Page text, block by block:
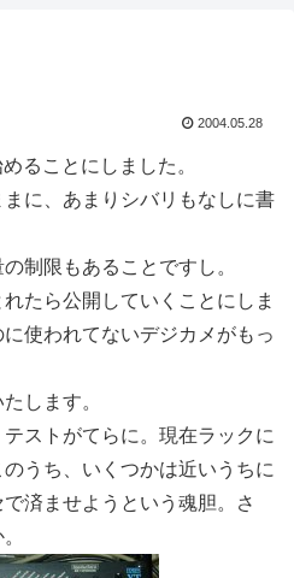
2004.05.28
ることにしました。
に、あまりシバリもなしに書
制限もあることですし。
たら公開していくことにしま
使われてないデジカメがもっ
します。
ストがてらに。現在ラックに
うち、いくつかは近いうちに
済ませようという魂胆。さ